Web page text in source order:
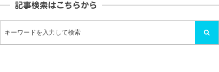
記事検索はこちらから